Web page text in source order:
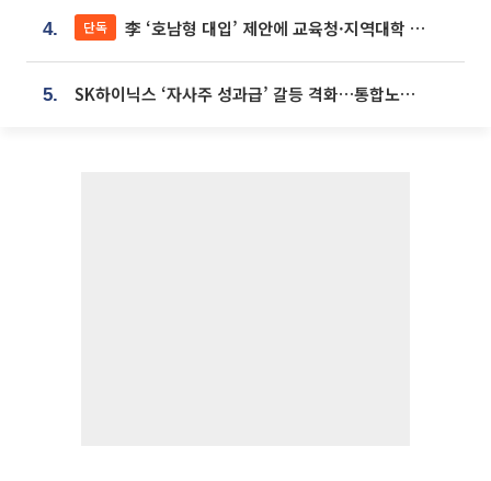
4. 단독 李 ‘호남형 대입’ 제안에 교육청·지역대학 서·논술형 입시 연계 '착수'
5. SK하이닉스 ‘자사주 성과급’ 갈등 격화…통합노조 출범 움직임